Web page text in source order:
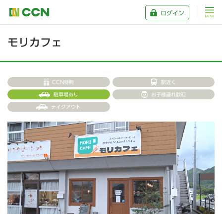
ログイン
モリカフェ
CCN特典 駅近く
駐車場あり お子様連れ歓迎
テイクアウト